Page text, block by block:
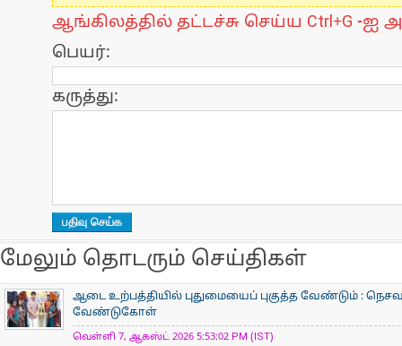
ஆங்கிலத்தில் தட்டச்சு செய்ய Ctrl+G -ஐ
பெயர்:
கருத்து:
மேலும் தொடரும் செய்திகள்
ஆடை உற்பத்தியில் புதுமையைப் புகுத்த வேண்டும் :
வேண்டுகோள்
வெள்ளி 7, ஆகஸ்ட் 2026 5:53:02 PM (IST)